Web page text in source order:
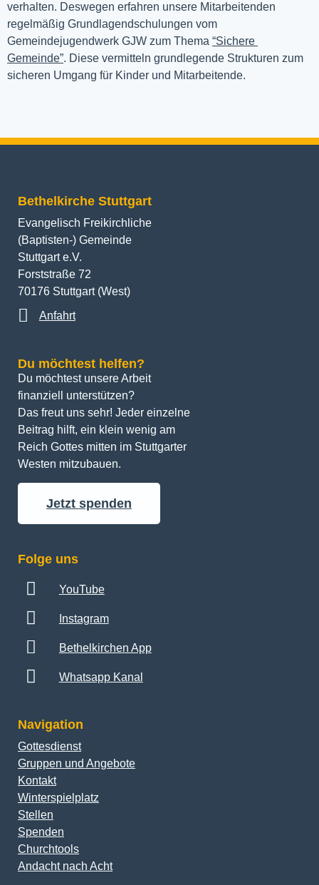
verhalten. Deswegen erfahren unsere Mitarbeitenden
regelmäßig Grundlagendschulungen vom
Gemeindejugendwerk GJW zum Thema “Sichere
Gemeinde”. Diese vermitteln grundlegende Strukturen zum
sicheren Umgang für Kinder und Mitarbeitende.
Bethelkirche Stuttgart
Evangelisch Freikirchliche
(Baptisten-) Gemeinde
Stuttgart e.V.
Forststraße 72
70176 Stuttgart (West)
Anfahrt
Du möchtest helfen?
Du möchtest unsere Arbeit
finanziell unterstützen?
Das freut uns sehr! Jeder einzelne
Beitrag hilft, ein klein wenig am
Reich Gottes mitten im Stuttgarter
Westen mitzubauen.
Jetzt spenden
Folge uns
YouTube
Instagram
Bethelkirchen App
Whatsapp Kanal
Navigation
Gottesdienst
Gruppen und Angebote
Kontakt
Winterspielplatz
Stellen
Spenden
Churchtools
Andacht nach Acht